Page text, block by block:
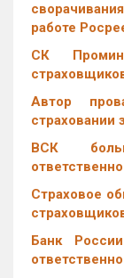
работе
СК
Автор
страховании
ВСК
Страховое
Банк